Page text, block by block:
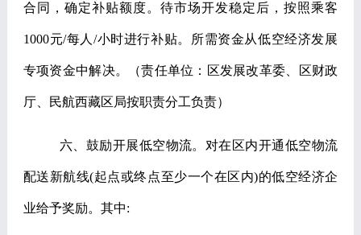
合同，确定补贴额度。待市场开发稳定后，按照乘客
1000元/每人/小时进行补贴。所需资金从低空经济发展
专项资金中解决。 （责任单位：区发展改革委、区财政
厅、民航西藏区局按职责分工负责）
六、鼓励开展低空物流。 对在区内开通低空物流
配送新航线(起点或终点至少一个在区内)的低空经济企
业给予奖励。其中: